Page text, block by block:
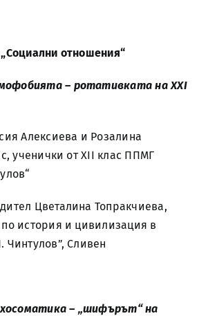
отношения“
– ротативката на XXI
Алексиева и Розалина
ученички от XII клас ППМГ
Цветалина Топракчиева,
история и цивилизация в
Сливен
– „шифърът“ на